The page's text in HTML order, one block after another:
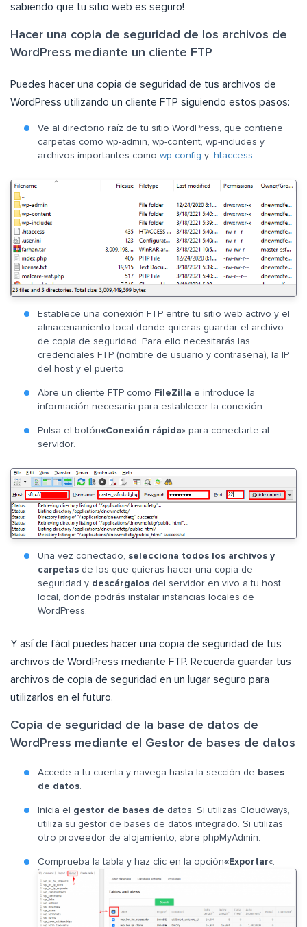
sabiendo que tu sitio web es seguro!
Hacer una copia de seguridad de los archivos de
WordPress mediante un cliente FTP
Puedes hacer una copia de seguridad de tus archivos de
WordPress utilizando un cliente FTP siguiendo estos pasos:
Ve al directorio raíz de tu sitio WordPress, que contiene
carpetas como wp-admin, wp-content, wp-includes y
archivos importantes como wp-config y .htaccess
Establece una conexión FTP entre tu sitio web activo y el
almacenamiento local donde quieras guardar el archivo
de copia de seguridad. Para ello necesitarás las
credenciales FTP (nombre de usuario y contraseña), la IP
del host y el puerto.
Abre un cliente FTP como FileZilla e introduce la
información necesaria para establecer la conexión.
Pulsa el botón«Conexión rápida» para conectarte al
servidor.
Una vez conectado, selecciona todos los archivos y
carpetas de los que quieras hacer una copia de
seguridad y descárgalos del servidor en vivo a tu host
local, donde podrás instalar instancias locales de
WordPress.
Y así de fácil puedes hacer una copia de seguridad de tus
archivos de WordPress mediante FTP. Recuerda guardar tus
archivos de copia de seguridad en un lugar seguro para
utilizarlos en el futuro.
Copia de seguridad de la base de datos de
WordPress mediante el Gestor de bases de datos
Accede a tu cuenta y navega hasta la sección de bases
de datos
Inicia el gestor de bases de datos. Si utilizas Cloudways,
utiliza su gestor de bases de datos integrado. Si utilizas
otro proveedor de alojamiento, abre phpMyAdmin.
Comprueba la tabla y haz clic en la opción«Exportar«.